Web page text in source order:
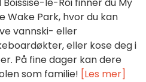
Boissise-le-Roi finner du My
Wake Park, hvor du kan
vannski- eller
eller kose deg i
På fine dager kan dere
som familie! [Les mer]